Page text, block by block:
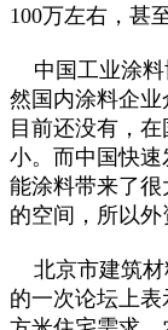
100万左右，甚
中国工业涂料
然国内涂料企
目前还没有，
小。而中国快
能涂料带来了
的空间，所以外
北京市建筑材
的一次论坛上